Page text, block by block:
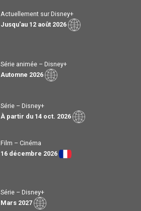
Actuellement sur Disney+
Jusqu'au 12 août 2026
Série animée – Disney+
Automne 2026
Série – Disney+
À partir du 14 oct. 2026
Film – Cinéma
16 décembre 2026
Série – Disney+
Mars 2027